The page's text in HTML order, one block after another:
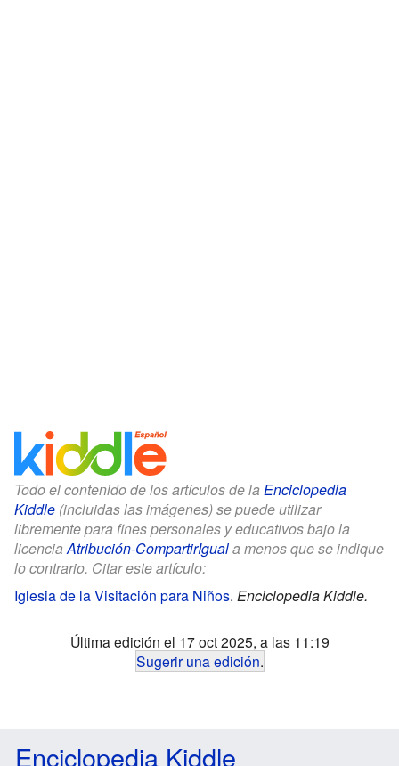
Todo el contenido de los artículos de la Enciclopedia
Kiddle (incluidas las imágenes) se puede utilizar
libremente para fines personales y educativos bajo la
licenciaAtribución-CompartirIguala menos que se indique
lo contrario. Citar este artículo:
Iglesia de la Visitación para Niños. Enciclopedia Kiddle.
Última edición el 17 oct 2025, a las 11:19
Sugerir una edición.
Enciclopedia Kiddle